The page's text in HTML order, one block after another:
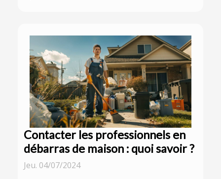
Contacter les professionnels en
débarras de maison : quoi savoir ?
Jeu. 04/07/2024